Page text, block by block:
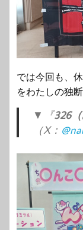
では今回も、
をわたしの独
▼『326
（X：